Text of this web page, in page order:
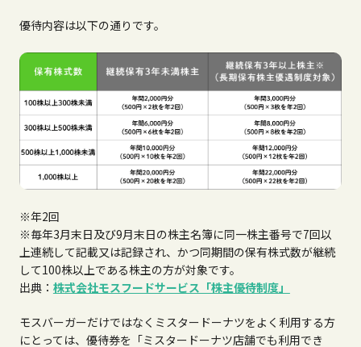
優待内容は以下の通りです。
※年2回
※毎年3月末日及び9月末日の株主名簿に同一株主番号で7回以
上連続して記載又は記録され、かつ同期間の保有株式数が継続
して100株以上である株主の方が対象です。
出典： 株式会社モスフードサービス「株主優待制度」
モスバーガーだけではなくミスタードーナツをよく利用する方
にとっては、優待券を「ミスタードーナツ店舗でも利用でき